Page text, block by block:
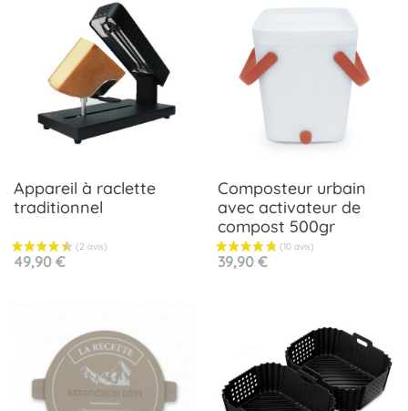
Appareil à raclette
traditionnel
Prix
49,90 €
Composteur urbain
avec activateur de
compost 500gr
Prix
39,90 €